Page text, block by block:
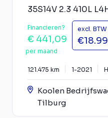
35S14V 2.3 410L
Financieren?
€ 441,09
per maand
excl. BTW
121.475 km 1-2021
Koolen
Tilburg